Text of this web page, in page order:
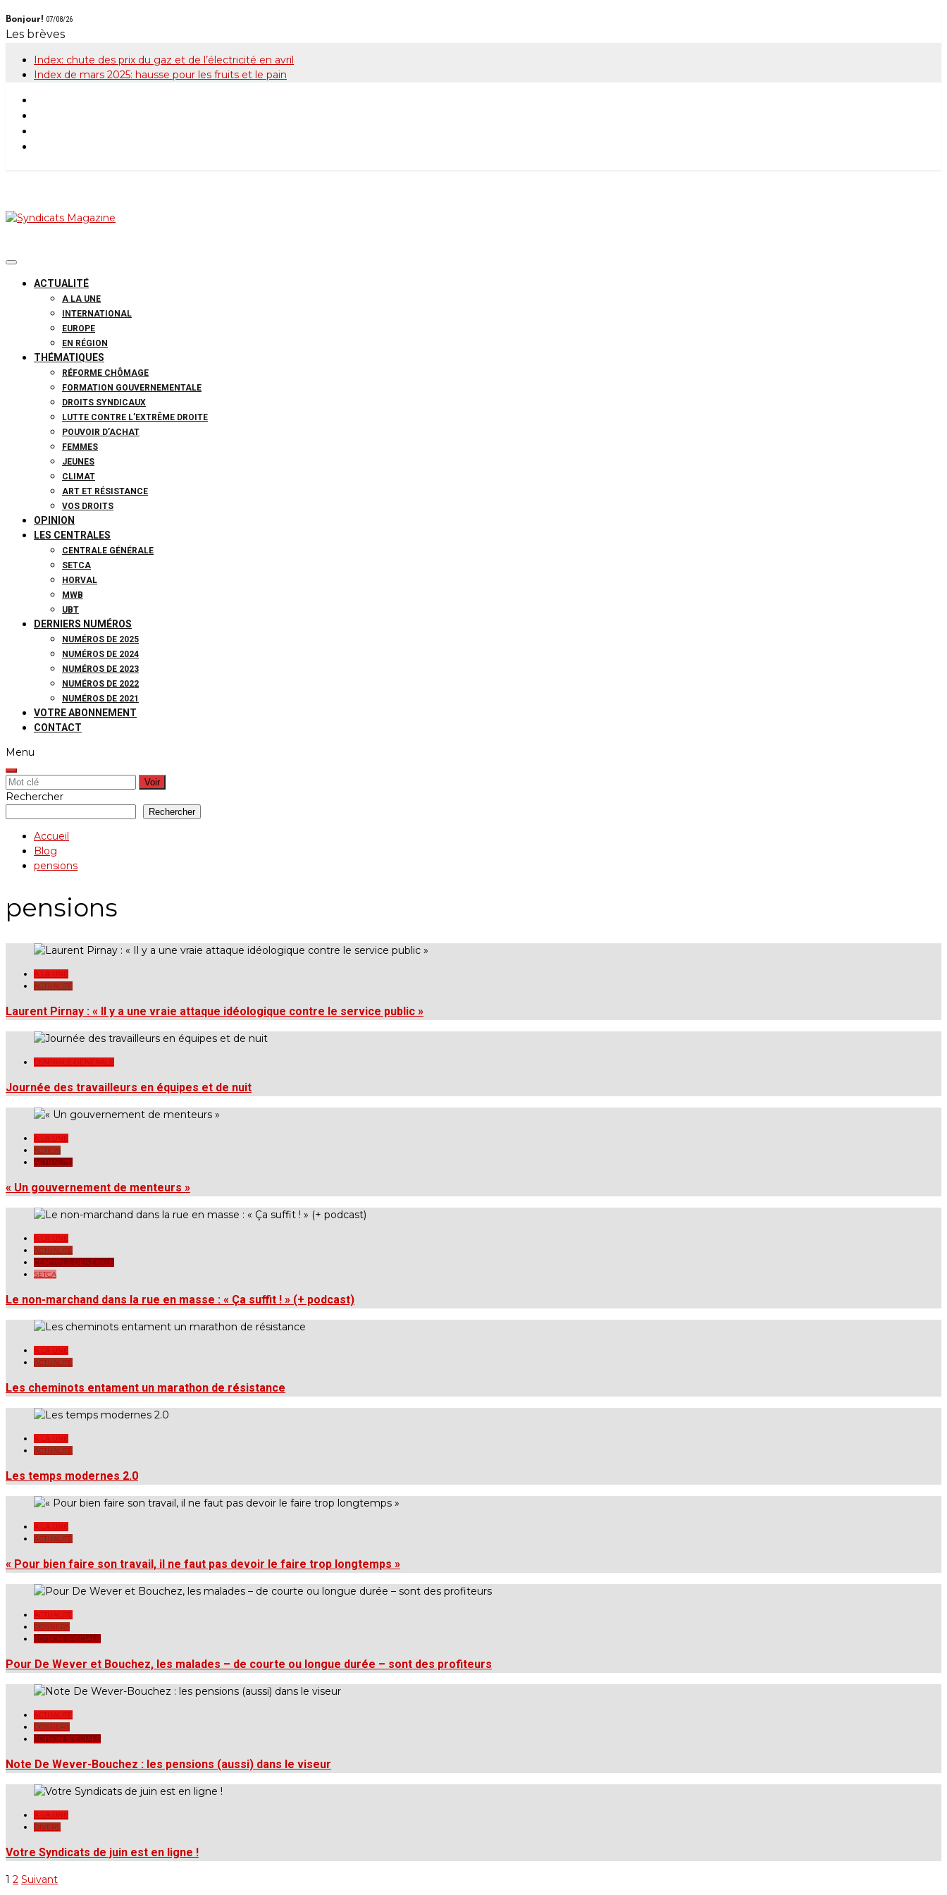
Skip
to
content
Bonjour! 07/08/26
Les brèves
Index: chute des prix du gaz et de l’électricité en avril
Index de mars 2025: hausse pour les fruits et le pain
ACTUALITÉ
A LA UNE
INTERNATIONAL
EUROPE
EN RÉGION
THÉMATIQUES
RÉFORME CHÔMAGE
FORMATION GOUVERNEMENTALE
DROITS SYNDICAUX
LUTTE CONTRE L’EXTRÊME DROITE
POUVOIR D’ACHAT
FEMMES
JEUNES
CLIMAT
ART ET RÉSISTANCE
VOS DROITS
OPINION
LES CENTRALES
CENTRALE GÉNÉRALE
SETCA
HORVAL
MWB
UBT
DERNIERS NUMÉROS
NUMÉROS DE 2025
NUMÉROS DE 2024
NUMÉROS DE 2023
NUMÉROS DE 2022
NUMÉROS DE 2021
VOTRE ABONNEMENT
CONTACT
Menu
Rechercher:
Rechercher
Rechercher
Accueil
Blog
pensions
pensions
ACTUALITÉ
Laurent Pirnay : « Il y a une vraie attaque idéologique contre le service public »
Journée des travailleurs en équipes et de nuit
ACTION
ACTUALITÉ
« Un gouvernement de menteurs »
ACTUALITÉ
CENTRALE GÉNÉRALE
SETCA
Le non-marchand dans la rue en masse : « Ça suffit ! » (+ podcast)
ACTUALITÉ
Les cheminots entament un marathon de résistance
ACTUALITÉ
Les temps modernes 2.0
ACTUALITÉ
« Pour bien faire son travail, il ne faut pas devoir le faire trop longtemps »
DOSSIERS
EDITION SPÉCIALE
Pour De Wever et Bouchez, les malades – de courte ou longue durée – sont des profiteurs
DOSSIERS
EDITION SPÉCIALE
Note De Wever-Bouchez : les pensions (aussi) dans le viseur
DIVERS
Votre Syndicats de juin est en ligne !
Pagination
1 2 Suivant